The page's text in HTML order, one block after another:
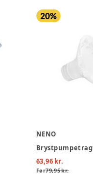
NENO
63,96 kr.
Før79,95 kr.